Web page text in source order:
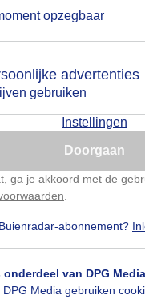
opzegbaar
advertenties
gebruiken
Instellingen
Doorgaan
ga je akkoord met de
abonnement?
van DPG
Media gebruiken
Gemaakt: 12-06-2026,
Regen Wolken
Is goed, toon de
Nu niet, misschien
Klik hierom dit aan te